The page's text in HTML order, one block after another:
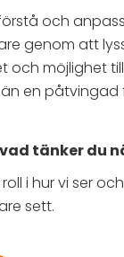
och
genom att
och möjlighet
en
tänker du
i hur vi ser
sett.